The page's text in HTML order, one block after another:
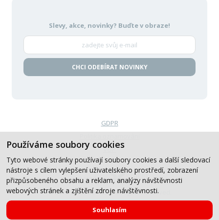
Používáme soubory cookies
Tyto webové stránky používají soubory cookies a další sledovací
nástroje s cílem vylepšení uživatelského prostředí, zobrazení
přizpůsobeného obsahu a reklam, analýzy návštěvnosti
webových stránek a zjištění zdroje návštěvnosti.
Souhlasím
Slevy, akce, novinky? Buďte v obraze!
CHCI ODEBÍRAT NOVINKY
© 2019-2026, CB Auto, All Rights Reserved.
GDPR
VOP
Created by